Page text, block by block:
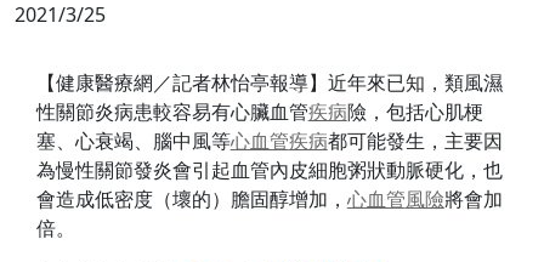
2021/3/25
【健康醫療網／記者林怡亭報導】近年來已知，類風濕
性關節炎病患較容易有心臟血管疾病險，包括心肌梗
塞、心衰竭、腦中風等心血管疾病都可能發生，主要因
為慢性關節發炎會引起血管內皮細胞粥狀動脈硬化，也
會造成低密度（壞的）膽固醇增加， 心血管風險將會加
倍。